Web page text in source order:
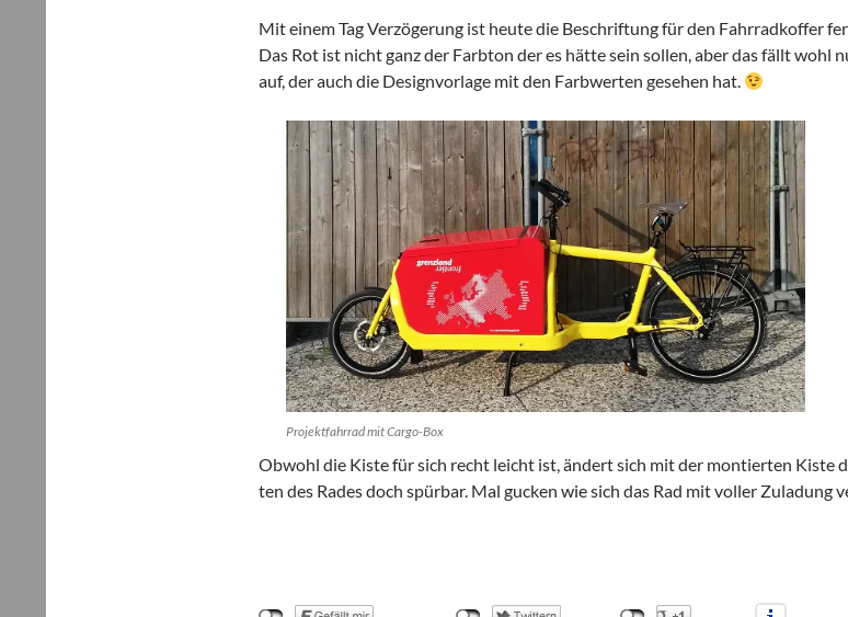
Mit einem Tag Ver­zö­ge­rung ist heute die Beschrif­tung für den Fahr­rad­kof­fer
Das Rot ist nicht ganz der Farb­ton der es hätte sein sol­len, aber das fällt wohl
auf, der auch die Design­vor­lage mit den Farb­wer­ten gese­hen hat.
Pro­jekt­fahr­rad mit Cargo-Box
Obwohl die Kiste für sich recht leicht ist, ändert sich mit der mon­tier­ten Kiste
ten des Rades doch spür­bar. Mal gucken wie sich das Rad mit vol­ler Zula­dung